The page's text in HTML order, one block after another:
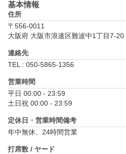
基本情報
住所
〒556-0011
大阪府 大阪市浪速区難波中1丁目7-
連絡先
TEL : 050-5865-1356
営業時間
平日 00:00 - 23:59
土日祝 00:00 - 23:59
定休日・営業時間備考
年中無休、24時間営業
打席数 / ヤード